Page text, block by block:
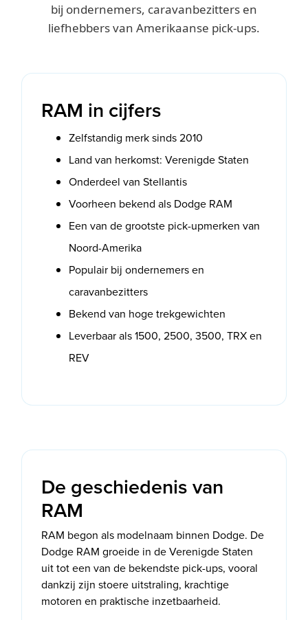
bij ondernemers, caravanbezitters en
liefhebbers van Amerikaanse pick-ups.
RAM in cijfers
Zelfstandig merk sinds 2010
Land van herkomst: Verenigde Staten
Onderdeel van Stellantis
Voorheen bekend als Dodge RAM
Een van de grootste pick-upmerken van
Noord-Amerika
Populair bij ondernemers en
caravanbezitters
Bekend van hoge trekgewichten
Leverbaar als 1500, 2500, 3500, TRX en
REV
De geschiedenis van
RAM
RAM begon als modelnaam binnen Dodge. De
Dodge RAM groeide in de Verenigde Staten
uit tot een van de bekendste pick-ups, vooral
dankzij zijn stoere uitstraling, krachtige
motoren en praktische inzetbaarheid.